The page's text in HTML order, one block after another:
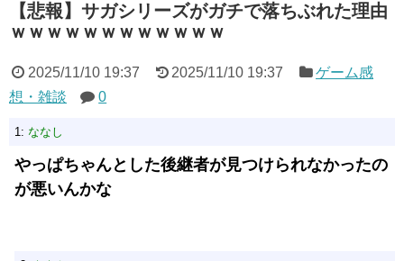
【悲報】サガシリーズがガチで落ちぶれた理由
ｗｗｗｗｗｗｗｗｗｗｗｗ
2025/11/10 19:37 2025/11/10 19:37
ゲーム感
想・雑談
0
1: ななし
やっぱちゃんとした後継者が見つけられなかったの
が悪いんかな